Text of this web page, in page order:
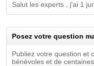
Salut les experts , j'ai 1
Posez votre question
Publiez votre question et
bénévoles et de